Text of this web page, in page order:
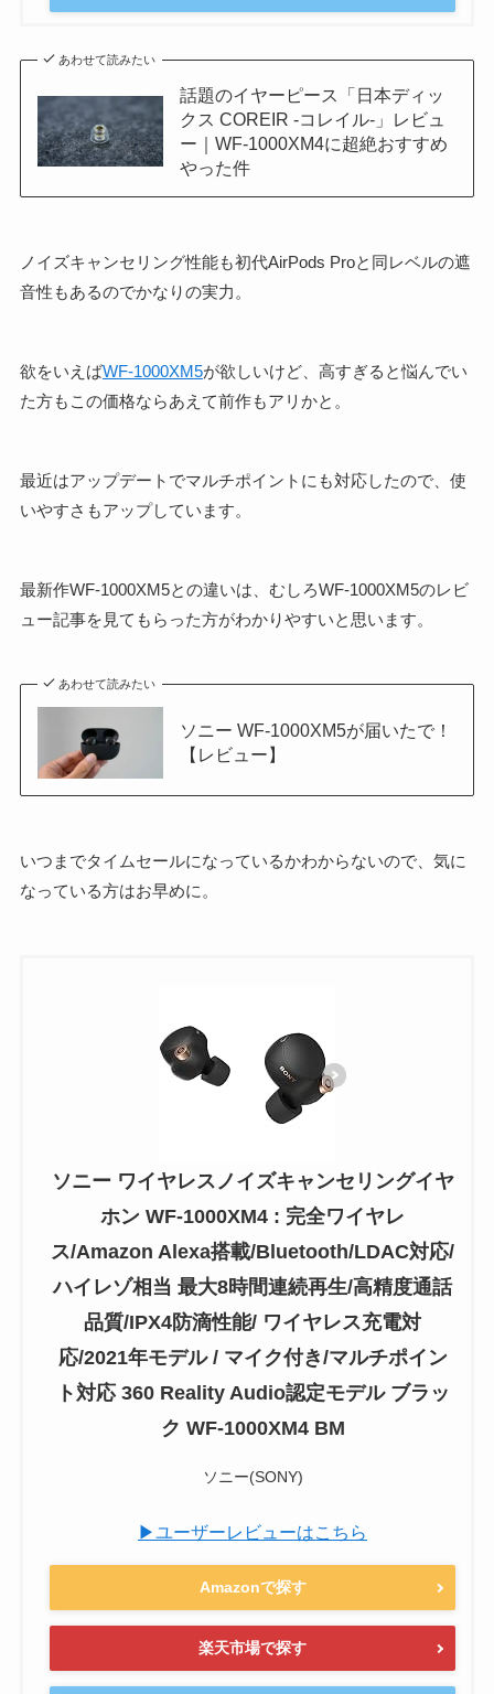
あわせて読みたい
話題のイヤーピース「日本ディッ
クス COREIR -コレイル-」レビュ
ー｜WF-1000XM4に超絶おすすめ
やった件
ノイズキャンセリング性能も初代AirPods Proと同レベルの遮
音性もあるのでかなりの実力。
欲をいえばWF-1000XM5が欲しいけど、高すぎると悩んでい
た方もこの価格ならあえて前作もアリかと。
最近はアップデートでマルチポイントにも対応したので、使
いやすさもアップしています。
最新作WF-1000XM5との違いは、むしろWF-1000XM5のレビ
ュー記事を見てもらった方がわかりやすいと思います。
あわせて読みたい
ソニー WF-1000XM5が届いたで！
【レビュー】
いつまでタイムセールになっているかわからないので、気に
なっている方はお早めに。
ソニー ワイヤレスノイズキャンセリングイヤ
ホン WF-1000XM4 : 完全ワイヤレ
ス/Amazon Alexa搭載/Bluetooth/LDAC対応/
ハイレゾ相当 最大8時間連続再生/高精度通話
品質/IPX4防滴性能/ ワイヤレス充電対
応/2021年モデル / マイク付き/マルチポイン
ト対応 360 Reality Audio認定モデル ブラッ
ク WF-1000XM4 BM
ソニー(SONY)
▶ユーザーレビューはこちら
Amazonで探す
楽天市場で探す